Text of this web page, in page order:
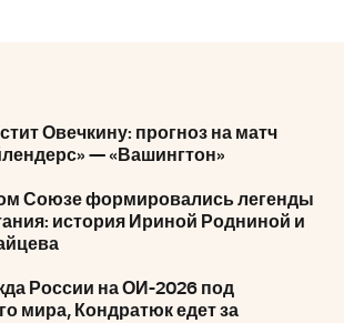
Овечкину: прогноз на матч
— «Вашингтон»
Союзе формировались легенды
история Ириной Родниной и
России на ОИ-2026 под
мира, Кондратюк едет за